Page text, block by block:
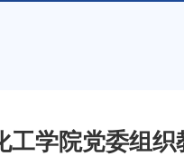
工学院党委组